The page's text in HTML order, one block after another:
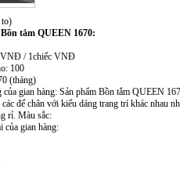
to)
tắm QUEEN 1670:
VNĐ / 1chiếc VNĐ
100
(tháng)
gian hàng: Sản phẩm Bồn tắm QUEEN
đế chân với kiểu dáng trang trí khác nhau
rỉ. Màu sắc:
của gian hàng: